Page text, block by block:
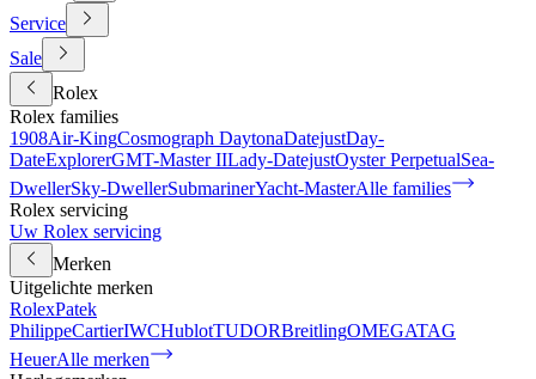
Service
Sale
Rolex
Rolex families
1908Air-KingCosmograph DaytonaDatejustDay-
DateExplorerGMT-Master IILady-DatejustOyster PerpetualSea-
DwellerSky-DwellerSubmarinerYacht-MasterAlle families
Rolex servicing
Uw Rolex servicing
Merken
Uitgelichte merken
RolexPatek
PhilippeCartierIWCHublotTUDORBreitlingOMEGATAG
HeuerAlle merken